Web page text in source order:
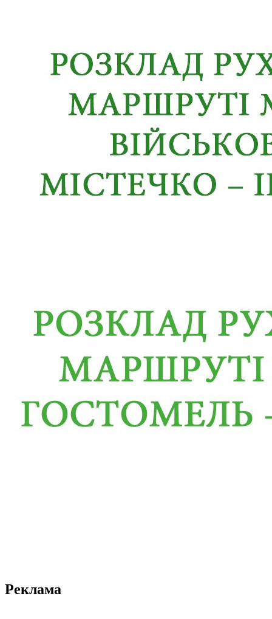
Реклама